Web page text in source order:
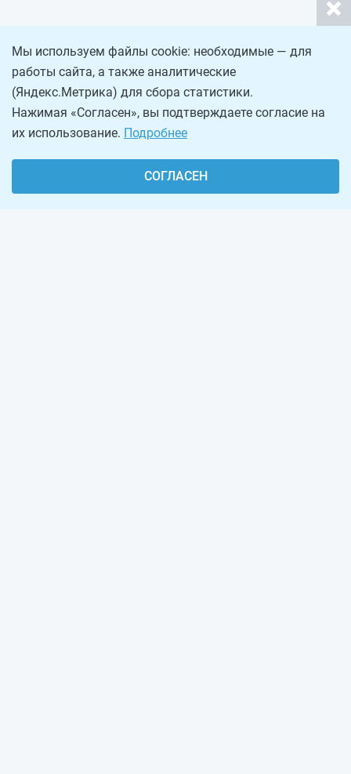
Мы используем файлы cookie: необходимые — для
работы сайта, а также аналитические
(Яндекс.Метрика) для сбора статистики.
Нажимая «Согласен», вы подтверждаете согласие на
их использование. Подробнее
СОГЛАСЕН